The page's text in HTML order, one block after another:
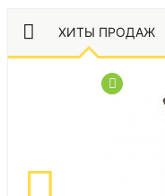
ХИТЫ ПРОДАЖ